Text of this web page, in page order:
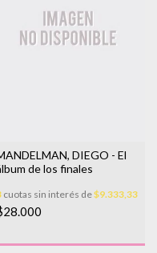
DIEGO - El
de los finales
cuotas sin interés de$9.333,33